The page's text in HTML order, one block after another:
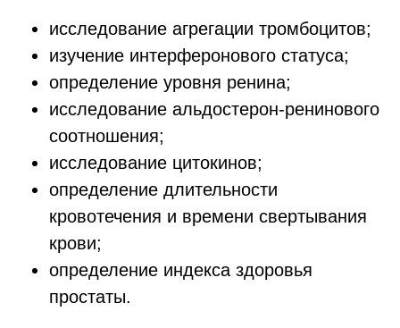
исследование агрегации тромбоцитов;
изучение интерферонового статуса;
определение уровня ренина;
исследование альдостерон-ренинового
соотношения;
исследование цитокинов;
определение длительности
кровотечения и времени свертывания
крови;
определение индекса здоровья
простаты.